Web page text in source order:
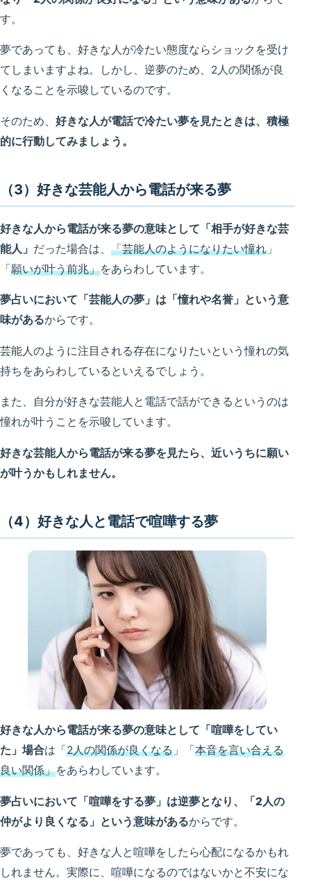
す。
夢であっても、好きな人が冷たい態度ならショックを受け
てしまいますよね。しかし、逆夢のため、2人の関係が良
くなることを示唆しているのです。
そのため、 好きな人が電話で冷たい夢を見たときは、積極
的に行動してみましょう。
（3）好きな芸能人から電話が来る夢
好きな人から電話が来る夢の意味として「相手が好きな芸
能人」 だった場合は、 「芸能人のようになりたい憧れ 」
「願いが叶う前兆」をあらわしています。
夢占いにおいて「芸能人の夢」は「憧れや名誉」という意
味があるからです。
芸能人のように注目される存在になりたいという憧れの気
持ちをあらわしているといえるでしょう。
また、自分が好きな芸能人と電話で話ができるというのは
憧れが叶うことを示唆しています。
好きな芸能人から電話が来る夢を見たら、近いうちに願い
が叶うかもしれません。
（4）好きな人と電話で喧嘩する夢
好きな人から電話が来る夢の意味として「喧嘩をしてい
た」場合は「2人の関係が良くなる 」「本音を言い合える
良い関係」をあらわしています。
夢占いにおいて「喧嘩をする夢」は逆夢となり、「2人の
仲がより良くなる」という意味があるからです。
夢であっても、好きな人と喧嘩をしたら心配になるかもれ
しれません。実際に、喧嘩になるのではないかと不安にな